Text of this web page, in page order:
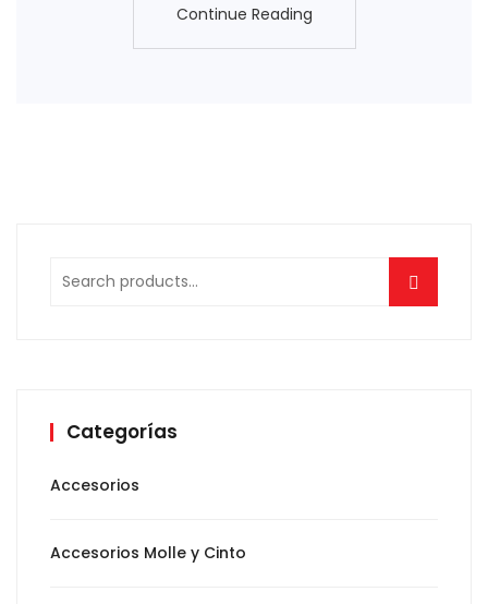
Continue Reading
Search
for:
Categorías
Accesorios
Accesorios Molle y Cinto